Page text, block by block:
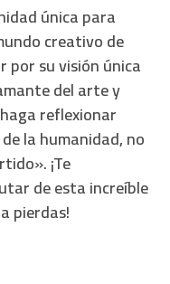
única para
creativo de
por su visión única
del arte y
reflexionar
la humanidad, no
¡Te
de esta increíble
pierdas!